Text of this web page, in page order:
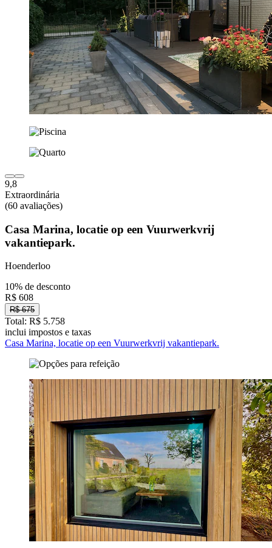
9,8
Extraordinária
(60 avaliações)
Casa Marina, locatie op een Vuurwerkvrij
vakantiepark.
Hoenderloo
10% de desconto
R$ 608
R$ 675
Total: R$ 5.758
inclui impostos e taxas
Casa Marina, locatie op een Vuurwerkvrij vakantiepark.